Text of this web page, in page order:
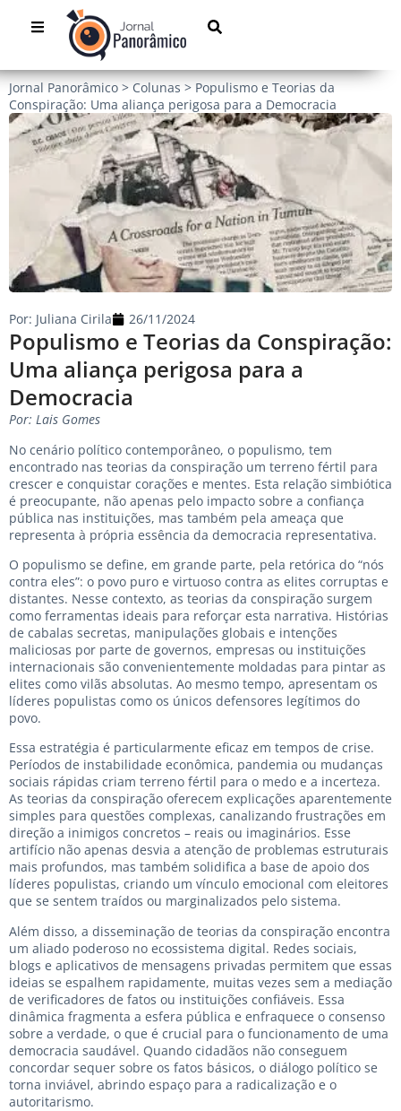
Jornal Panorâmico > Colunas > Populismo e Teorias da
Conspiração: Uma aliança perigosa para a Democracia
Populismo e Teorias da Conspiração:
Uma aliança perigosa para a
Democracia
Por: Juliana Cirila 26/11/2024
Por: Lais Gomes
No cenário político contemporâneo, o populismo, tem
encontrado nas teorias da conspiração um terreno fértil para
crescer e conquistar corações e mentes. Esta relação simbiótica
é preocupante, não apenas pelo impacto sobre a confiança
pública nas instituições, mas também pela ameaça que
representa à própria essência da democracia representativa.
O populismo se define, em grande parte, pela retórica do “nós
contra eles”: o povo puro e virtuoso contra as elites corruptas e
distantes. Nesse contexto, as teorias da conspiração surgem
como ferramentas ideais para reforçar esta narrativa. Histórias
de cabalas secretas, manipulações globais e intenções
maliciosas por parte de governos, empresas ou instituições
internacionais são convenientemente moldadas para pintar as
elites como vilãs absolutas. Ao mesmo tempo, apresentam os
líderes populistas como os únicos defensores legítimos do
povo.
Essa estratégia é particularmente eficaz em tempos de crise.
Períodos de instabilidade econômica, pandemia ou mudanças
sociais rápidas criam terreno fértil para o medo e a incerteza.
As teorias da conspiração oferecem explicações aparentemente
simples para questões complexas, canalizando frustrações em
direção a inimigos concretos – reais ou imaginários. Esse
artifício não apenas desvia a atenção de problemas estruturais
mais profundos, mas também solidifica a base de apoio dos
líderes populistas, criando um vínculo emocional com eleitores
que se sentem traídos ou marginalizados pelo sistema.
Além disso, a disseminação de teorias da conspiração encontra
um aliado poderoso no ecossistema digital. Redes sociais,
blogs e aplicativos de mensagens privadas permitem que essas
ideias se espalhem rapidamente, muitas vezes sem a mediação
de verificadores de fatos ou instituições confiáveis. Essa
dinâmica fragmenta a esfera pública e enfraquece o consenso
sobre a verdade, o que é crucial para o funcionamento de uma
democracia saudável. Quando cidadãos não conseguem
concordar sequer sobre os fatos básicos, o diálogo político se
torna inviável, abrindo espaço para a radicalização e o
autoritarismo.